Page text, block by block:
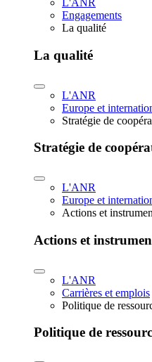
L'ANR
Engagements
La qualité
La qualité
L'ANR
Europe et
Stratégie de
Stratégie de
L'ANR
Europe et
Actions et
Actions et
L'ANR
Carrières et emplois
Politique de
Politique de